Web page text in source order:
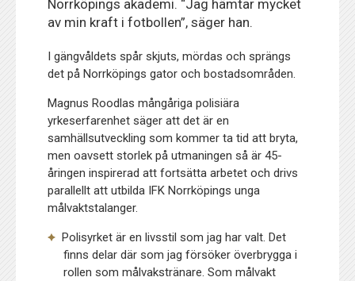
Norrköpings akademi. “Jag hämtar mycket
av min kraft i fotbollen”, säger han.
I gängvåldets spår skjuts, mördas och sprängs
det på Norrköpings gator och bostadsområden.
Magnus Roodlas mångåriga polisiära
yrkeserfarenhet säger att det är en
samhällsutveckling som kommer ta tid att bryta,
men oavsett storlek på utmaningen så är 45-
åringen inspirerad att fortsätta arbetet och drivs
parallellt att utbilda IFK Norrköpings unga
målvaktstalanger.
Polisyrket är en livsstil som jag har valt. Det
finns delar där som jag försöker överbrygga i
rollen som målvakstränare. Som målvakt